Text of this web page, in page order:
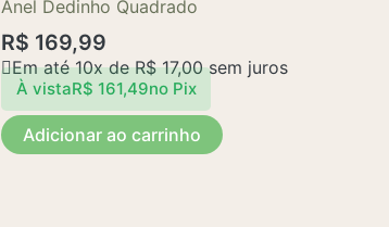
Anel Dedinho Quadrado
R$ 169,99
Em até 10x deR$17,00sem juros
À vistaR$ 161,49no Pix
Adicionar ao carrinho